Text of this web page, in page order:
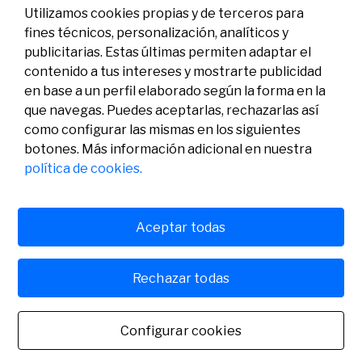
Legal
Aviso legal
Política de privacidad
Actividad
Convocatorias
Premios
Social
© Fundación Banco Sabadell 2024 todos los derechos
Utilizamos cookies propias y de terceros para
fines técnicos, personalización, analíticos y
publicitarias. Estas últimas permiten adaptar el
contenido a tus intereses y mostrarte publicidad
en base a un perfil elaborado según la forma en la
que navegas. Puedes aceptarlas, rechazarlas así
como configurar las mismas en los siguientes
botones. Más información adicional en nuestra
política de cookies.
Configurar cookies
Rechazar todas
Aceptar todas